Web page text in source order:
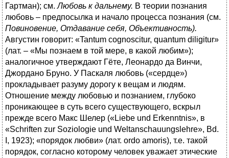
Гартман); см.Любовь к дальнему. В теории познания
любовь – предпосылка и начало процесса познания (см.
Повиновение, Отдавание себя, Объективность).
Августин говорит: «Tantum cognoscitur, quantum diligitur»
(лат. – «Мы познаем в той мере, в какой любим»);
аналогичное утверждают Гёте, Леонардо да Винчи,
Джордано Бруно. У Паскаля любовь («сердце»)
прокладывает разуму дорогу к вещам и людям.
Отношение между любовью и познанием, глубоко
проникающее в суть всего существующего, вскрыл
прежде всего Макс Шелер («Liebe und Erkenntnis», в
«Schriften zur Soziologie und Weltanschauungslehre», Bd.
I, 1923); «порядок любви» (лат. ordo amoris), т.е. такой
порядок, согласно которому человек уважает этические